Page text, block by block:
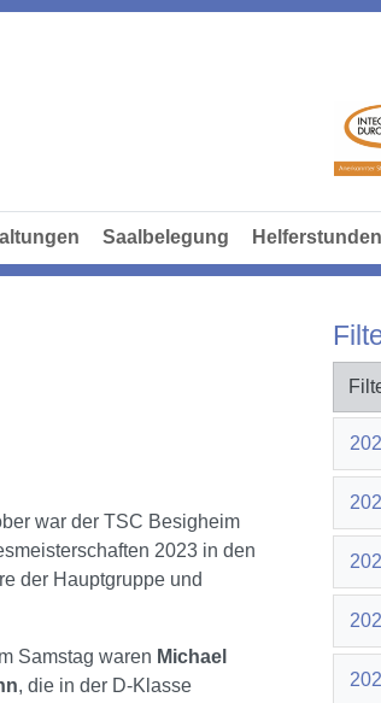
Saalbelegung Helferstunden
war der TSC Besigheim
2023 in den
der Hauptgruppe und
Samstag waren Michael
, die in der D-Klasse